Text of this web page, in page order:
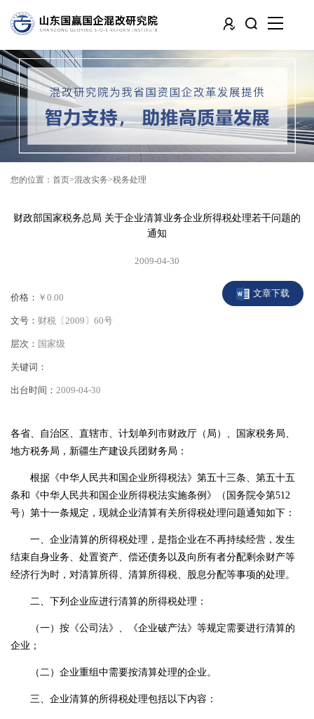
您的位置： 首页 混改实务 税务处理
财政部国家税务总局 关于企业清算业务企业所得税处理若干问题的
通知
2009-04-30
价格： ￥0.00
文号： 财税〔2009〕60号
层次： 国家级
关键词：
出台时间： 2009-04-30
文章下载
各省、自治区、直辖市、计划单列市财政厅（局）、国家税务局、
地方税务局，新疆生产建设兵团财务局：
根据《中华人民共和国企业所得税法》第五十三条、第五十五
条和《中华人民共和国企业所得税法实施条例》（国务院令第512
号）第十一条规定，现就企业清算有关所得税处理问题通知如下：
一、企业清算的所得税处理，是指企业在不再持续经营，发生
结束自身业务、处置资产、偿还债务以及向所有者分配剩余财产等
经济行为时，对清算所得、清算所得税、股息分配等事项的处理。
二、下列企业应进行清算的所得税处理：
（一）按《公司法》、《企业破产法》等规定需要进行清算的
企业；
（二）企业重组中需要按清算处理的企业。
三、企业清算的所得税处理包括以下内容：